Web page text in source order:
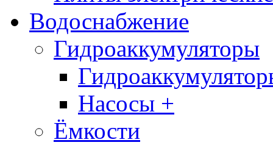
Водоснабжение
Гидроаккумуляторы
Насосы +
Ёмкости